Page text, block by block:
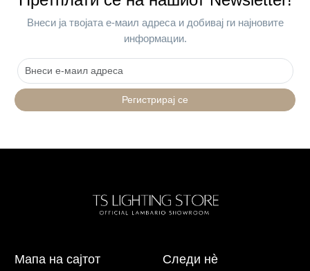
Внеси ја твојата е-маил адреса и добивај ги најновите
информации.
Регистрирај се
Мапа на сајтот Следи нè